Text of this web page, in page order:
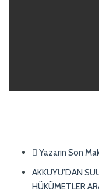
Yazarın Son
AKKUYU’DAN
HÜKÜMETLER